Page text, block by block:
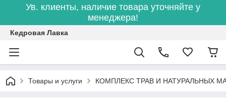
Ув. клиенты, наличие товара уточняйте у
менеджера!
Кедровая Лавка
Товары и услуги КОМПЛЕКС ТРАВ И НАТУРАЛЬНЫХ